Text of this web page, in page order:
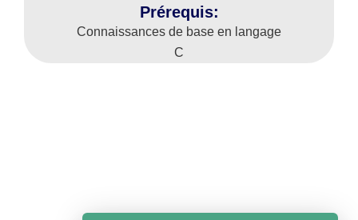
Prérequis:
Connaissances de base en langage
C